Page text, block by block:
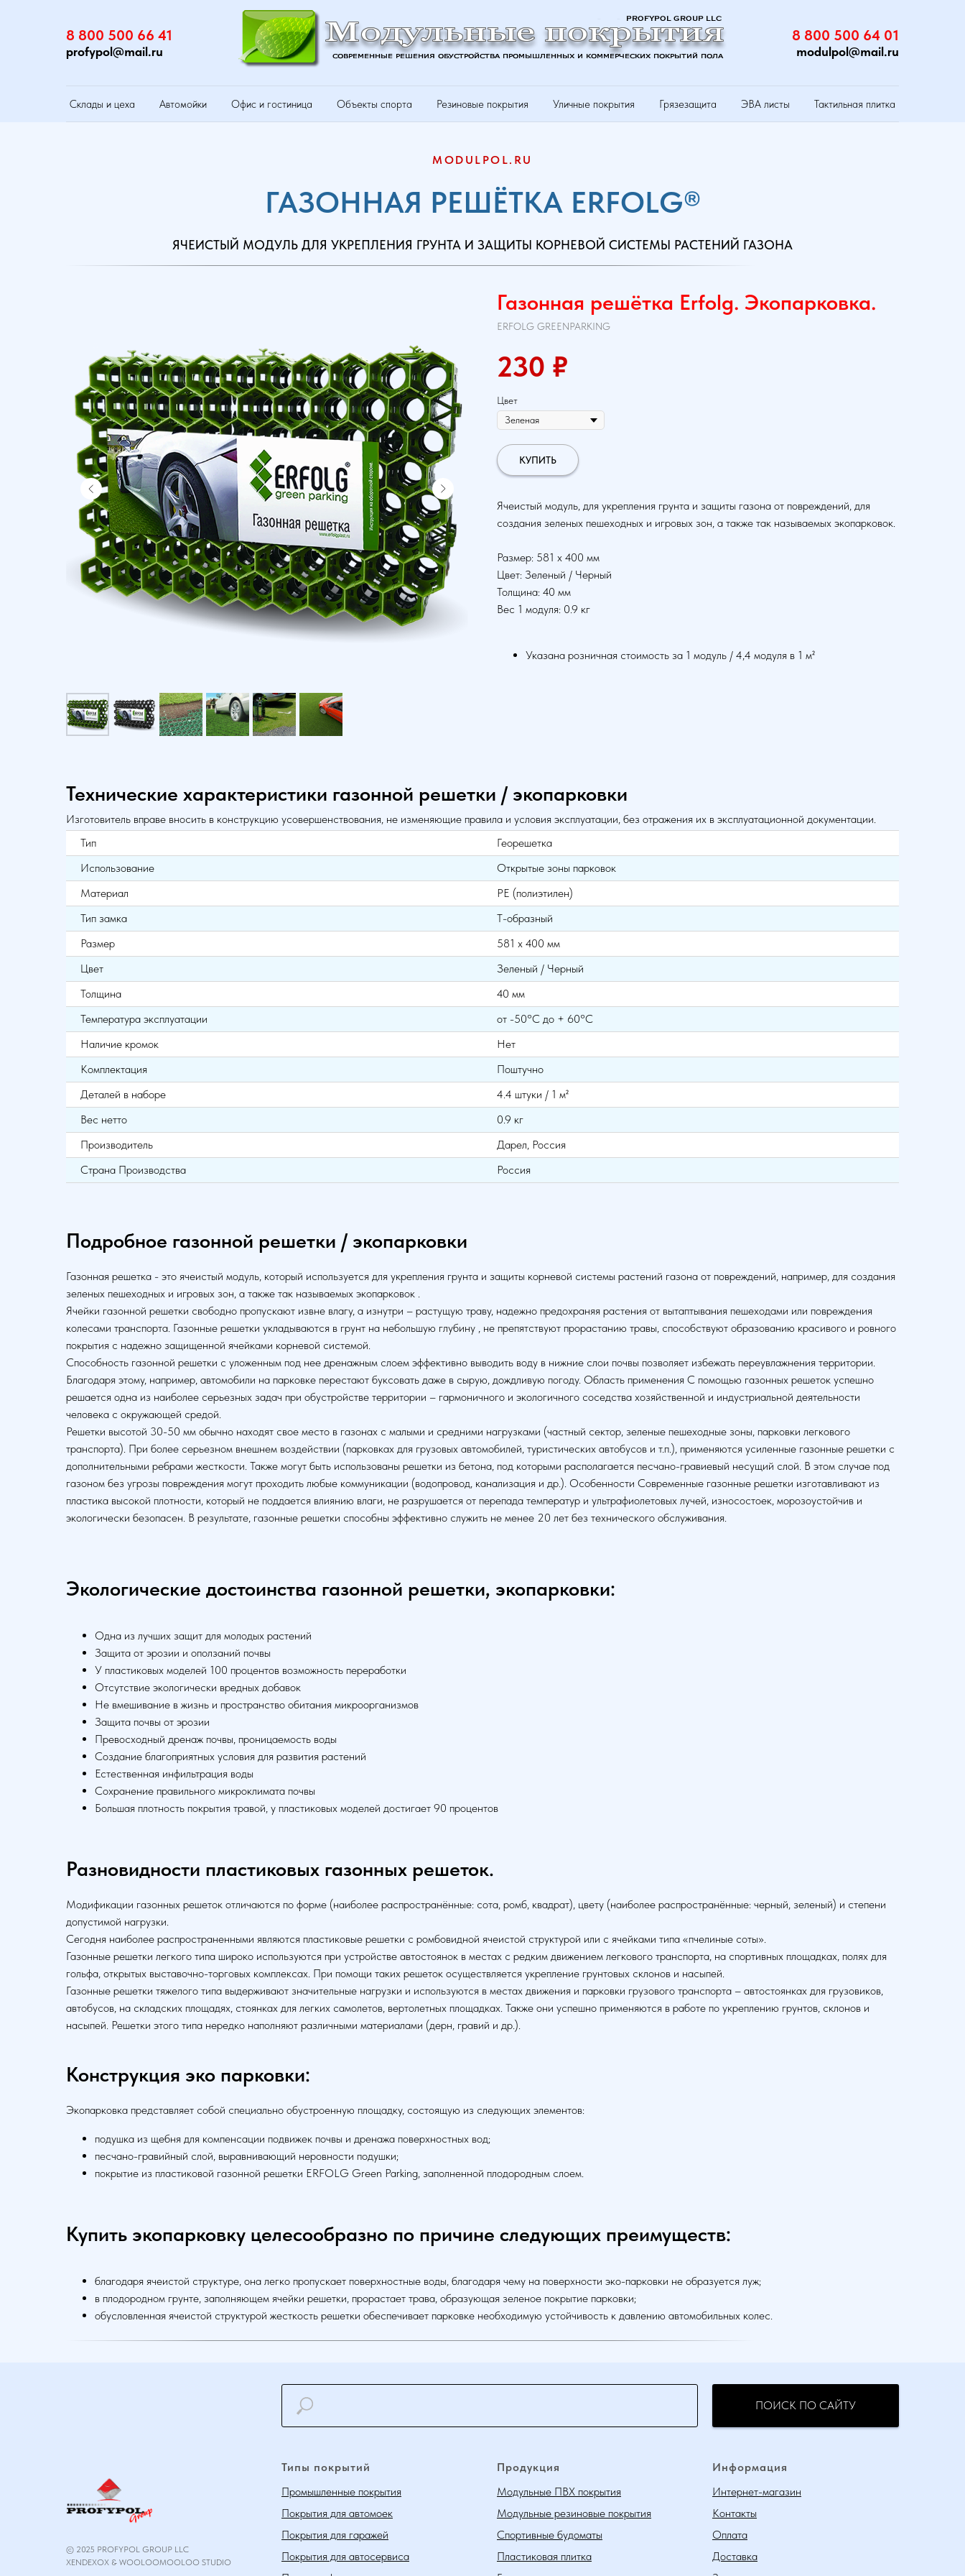
8 800 500 66 41
profypol@mail.ru
8 800 500 64 01
modulpol@mail.ru
Склады и цеха Автомойки Офис и гостиница Объекты спорта Резиновые покрытия Уличные покрытия Грязезащита ЭВА листы Тактильная плитка
MODULPOL.RU
ГАЗОННАЯ РЕШЁТКА ERFOLG®
ЯЧЕИСТЫЙ МОДУЛЬ ДЛЯ УКРЕПЛЕНИЯ ГРУНТА И ЗАЩИТЫ КОРНЕВОЙ СИСТЕМЫ РАСТЕНИЙ ГАЗОНА
Газонная решётка Erfolg. Экопарковка.
ERFOLG GREENPARKING
230 ₽
Цвет
КУПИТЬ
Ячеистый модуль, для укрепления грунта и защиты газона от повреждений, для
создания зеленых пешеходных и игровых зон, а также так называемых экопарковок.
Размер: 581 х 400 мм
Цвет: Зеленый / Черный
Толщина: 40 мм
Вес 1 модуля: 0.9 кг
Указана розничная стоимость за 1 модуль / 4,4 модуля в 1 м²
Технические характеристики газонной решетки / экопарковки
Изготовитель вправе вносить в конструкцию усовершенствования, не изменяющие правила и условия эксплуатации, без отражения их в эксплуатационной документации.
Тип
Георешетка
Использование
Открытые зоны парковок
Материал
PE (полиэтилен)
Тип замка
Т-образный
Размер
581 х 400 мм
Цвет
Зеленый / Черный
Толщина
40 мм
Температура эксплуатации
от -50°С до + 60°С
Наличие кромок
Нет
Комплектация
Поштучно
Деталей в наборе
4.4 штуки / 1 м²
Вес нетто
0.9 кг
Производитель
Дарел, Россия
Страна Производства
Россия
Подробное газонной решетки / экопарковки
Газонная решетка - это ячеистый модуль, который используется для укрепления грунта и защиты корневой системы растений газона от повреждений, например, для создания
зеленых пешеходных и игровых зон, а также так называемых экопарковок .
Ячейки газонной решетки свободно пропускают извне влагу, а изнутри – растущую траву, надежно предохраняя растения от вытаптывания пешеходами или повреждения
колесами транспорта. Газонные решетки укладываются в грунт на небольшую глубину , не препятствуют прорастанию травы, способствуют образованию красивого и ровного
покрытия с надежно защищенной ячейками корневой системой.
Способность газонной решетки с уложенным под нее дренажным слоем эффективно выводить воду в нижние слои почвы позволяет избежать переувлажнения территории.
Благодаря этому, например, автомобили на парковке перестают буксовать даже в сырую, дождливую погоду. Область применения С помощью газонных решеток успешно
решается одна из наиболее серьезных задач при обустройстве территории – гармоничного и экологичного соседства хозяйственной и индустриальной деятельности
человека с окружающей средой.
Решетки высотой 30-50 мм обычно находят свое место в газонах с малыми и средними нагрузками (частный сектор, зеленые пешеходные зоны, парковки легкового
транспорта). При более серьезном внешнем воздействии (парковках для грузовых автомобилей, туристических автобусов и т.п.), применяются усиленные газонные решетки с
дополнительными ребрами жесткости. Также могут быть использованы решетки из бетона, под которыми располагается песчано-гравиевый несущий слой. В этом случае под
газоном без угрозы повреждения могут проходить любые коммуникации (водопровод, канализация и др.). Особенности Современные газонные решетки изготавливают из
пластика высокой плотности, который не поддается влиянию влаги, не разрушается от перепада температур и ультрафиолетовых лучей, износостоек, морозоустойчив и
экологически безопасен. В результате, газонные решетки способны эффективно служить не менее 20 лет без технического обслуживания.
Экологические достоинства газонной решетки, экопарковки:
Одна из лучших защит для молодых растений
Защита от эрозии и оползаний почвы
У пластиковых моделей 100 процентов возможность переработки
Отсутствие экологически вредных добавок
Не вмешивание в жизнь и пространство обитания микроорганизмов
Защита почвы от эрозии
Превосходный дренаж почвы, проницаемость воды
Создание благоприятных условия для развития растений
Естественная инфильтрация воды
Сохранение правильного микроклимата почвы
Большая плотность покрытия травой, у пластиковых моделей достигает 90 процентов
Разновидности пластиковых газонных решеток.
Модификации газонных решеток отличаются по форме (наиболее распространённые: сота, ромб, квадрат), цвету (наиболее распространённые: черный, зеленый) и степени
допустимой нагрузки.
Сегодня наиболее распространенными являются пластиковые решетки с ромбовидной ячеистой структурой или с ячейками типа «пчелиные соты».
Газонные решетки легкого типа широко используются при устройстве автостоянок в местах с редким движением легкового транспорта, на спортивных площадках, полях для
гольфа, открытых выставочно-торговых комплексах. При помощи таких решеток осуществляется укрепление грунтовых склонов и насыпей.
Газонные решетки тяжелого типа выдерживают значительные нагрузки и используются в местах движения и парковки грузового транспорта – автостоянках для грузовиков,
автобусов, на складских площадях, стоянках для легких самолетов, вертолетных площадках. Также они успешно применяются в работе по укреплению грунтов, склонов и
насыпей. Решетки этого типа нередко наполняют различными материалами (дерн, гравий и др.).
Конструкция эко парковки:
Экопарковка представляет собой специально обустроенную площадку, состоящую из следующих элементов:
подушка из щебня для компенсации подвижек почвы и дренажа поверхностных вод;
песчано-гравийный слой, выравнивающий неровности подушки;
покрытие из пластиковой газонной решетки ERFOLG Green Parking, заполненной плодородным слоем.
Купить экопарковку целесообразно по причине следующих преимуществ:
благодаря ячеистой структуре, она легко пропускает поверхностные воды, благодаря чему на поверхности эко-парковки не образуется луж;
в плодородном грунте, заполняющем ячейки решетки, прорастает трава, образующая зеленое покрытие парковки;
обусловленная ячеистой структурой жесткость решетки обеспечивает парковке необходимую устойчивость к давлению автомобильных колес.
ПОИСК ПО САЙТУ
© 2025 PROFYPOL GROUP LLC
XENDEXOX & WOOLOOMOOLOO STUDIO
Типы покрытий
Промышленные покрытия
Покрытия для автомоек
Покрытия для гаражей
Покрытия для автосервиса
Продукция
Модульные ПВХ покрытия
Модульные резиновые покрытия
Спортивные будоматы
Пластиковая плитка
Информация
Интернет-магазин
Контакты
Оплата
Доставка